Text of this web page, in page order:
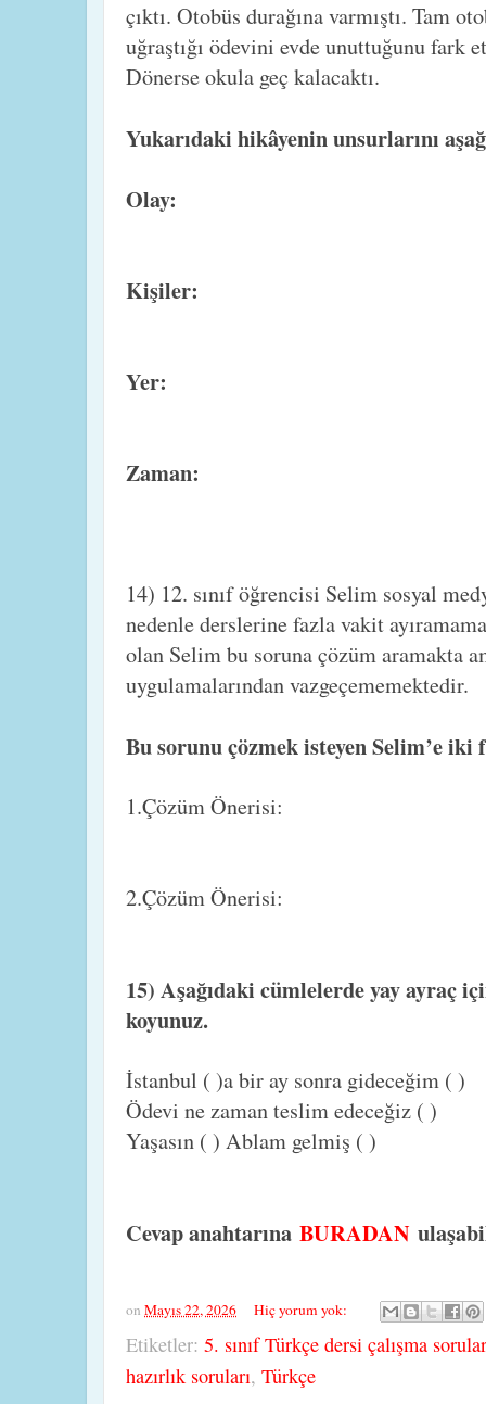
çıktı. Otobüs durağına varmıştı. Tam
uğraştığı ödevini evde unuttuğunu fark
Dönerse okula geç kalacaktı.
Yukarıdaki hikâyenin unsurlarını
Olay:
Kişiler:
Yer:
Zaman:
14) 12. sınıf öğrencisi Selim sosyal
nedenle derslerine fazla vakit
olan Selim bu soruna çözüm aramakta
uygulamalarından vazgeçememektedir.
Bu sorunu çözmek isteyen Selim’e iki
1.Çözüm Önerisi:
2.Çözüm Önerisi:
15) Aşağıdaki cümlelerde yay ayraç
koyunuz.
İstanbul ( )a bir ay sonra gideceğim ( )
Ödevi ne zaman teslim edeceğiz ( )
Yaşasın ( ) Ablam gelmiş ( )
Cevap anahtarına BURADAN
on Mayıs 22, 2026 Hiç yorum yok:
Etiketler: 5. sınıf Türkçe dersi çalışma
hazırlık soruları, Türkçe